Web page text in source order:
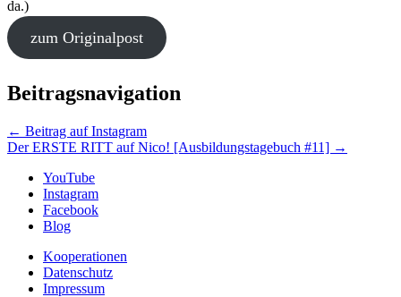
da.)
zum Originalpost
Beitragsnavigation
← Beitrag auf Instagram
Der ERSTE RITT auf Nico! [Ausbildungstagebuch #11] →
YouTube
Instagram
Facebook
Blog
Kooperationen
Datenschutz
Impressum